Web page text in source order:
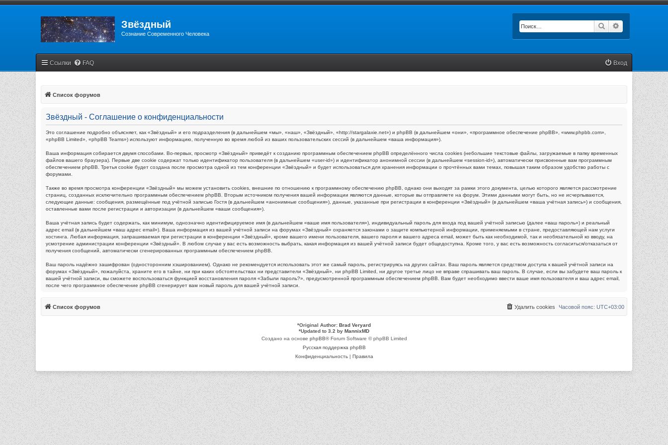
Звёздный
Сознание Современного Человека
Поиск
Ссылки FAQ Вход
Список форумов
Звёздный - Соглашение о конфиденциальности
Это соглашение подробно объясняет, как «Звёздный» и его подразделения (в дальнейшем «мы», «наш», «Звёздный», «http://stargalaxie.net») и phpBB (в дальнейшем «они», «программное обеспечение phpBB», «www.phpbb.com»,
«phpBB Limited», «phpBB Teams») используют информацию, полученную во время любой из ваших пользовательских сессий (в дальнейшем «ваша информация»).
Ваша информация собирается двумя способами. Во-первых, просмотр «Звёздный» приведёт к созданию программным обеспечением phpBB определённого числа cookies (небольшие текстовые файлы, загружаемые в папку временных
файлов вашего браузера). Первые две cookie содержат только идентификатор пользователя (в дальнейшем «user-id») и идентификатор анонимной сессии (в дальнейшем «session-id»), автоматически присвоенные вам программным
обеспечением phpBB. Третья cookie будет создана после просмотра одной из тем конференции «Звёздный» и будет использоваться для хранения информации о прочтённых вами темах, повышая таким образом удобство работы с
форумами.
Также во время просмотра конференции «Звёздный» мы можем установить cookies, внешние по отношению к программному обеспечению phpBB, однако они выходят за рамки этого документа, целью которого является рассмотрение
страниц, созданных исключительно программным обеспечением phpBB. Вторым источником получения вашей информации являются данные, которые вы отправляете на форум. Этими данными могут быть, но не исчерпываются,
следующие данные: сообщения, размещённые под учётной записью Гостя (в дальнейшем «анонимные сообщения»), данные, указанные при регистрации в конференции «Звёздный» (в дальнейшем «ваша учётная запись») и сообщения,
оставленные вами после регистрации и авторизации (в дальнейшем «ваши сообщения»).
Ваша учётная запись будет содержать, как минимум, однозначно идентифицируемое имя (в дальнейшем «ваше имя пользователя»), индивидуальный пароль для входа под вашей учётной записью (далее «ваш пароль») и реальный
адрес email (в дальнейшем «ваш адрес email»). Ваша информация из вашей учётной записи на форумах «Звёздный» охраняется законами о защите компьютерной информации, применяемыми в стране, предоставляющей нам услуги
хостинга. Любая информация, запрашиваемая при регистрации в конференции «Звёздный», кроме вашего имени пользователя, вашего пароля и вашего адреса email, может быть как необходимой, так и необязательной ко вводу, на
усмотрение администрации конференции «Звёздный». В любом случае у вас есть возможность выбрать, какая информация из вашей учётной записи будет общедоступна. Кроме того, у вас есть возможность согласиться/отказаться от
получения сообщений, автоматически сгенерированных программным обеспечением phpBB.
Ваш пароль надёжно зашифрован (односторонним хэшированием). Однако не рекомендуется использовать этот же самый пароль, регистрируясь на других сайтах. Ваш пароль является средством доступа к вашей учётной записи на
форумах «Звёздный», пожалуйста, храните его в тайне, ни при каких обстоятельствах ни представители «Звёздный», ни phpBB Limited, ни другое третье лицо не вправе спрашивать ваш пароль. В случае, если вы забудете ваш пароль к
вашей учётной записи, вы сможете воспользоваться функцией восстановления пароля «Забыли пароль?», предусмотренной программным обеспечением phpBB. Вам будет необходимо ввести ваше имя пользователя и ваш адрес email,
после чего программное обеспечение phpBB сгенерирует вам новый пароль для вашей учётной записи.
Список форумов Часовой пояс: UTC+03:00
Удалить cookies
*Original Author: Brad Veryard
*Updated to 3.2 by MannixMD
Создано на основе phpBB® Forum Software © phpBB Limited
Русская поддержка phpBB
Конфиденциальность| Правила